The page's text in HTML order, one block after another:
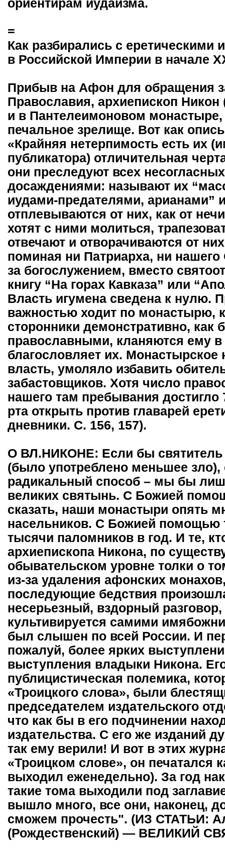
ориентирам иудаизма.
=
Как разбирались с
в Российской Империи в начале
Прибыв на Афон для обращения
Православия, архиепископ
и в Пантелеимоновом
печальное зрелище. Вот как
«Крайняя нетерпимость есть их
публикатора) отличительная
они преследуют всех
досаждениями: называют их
иудами-предателями, арианами”
отплевываются от них, как от
хотят с ними молиться,
отвечают и отворачиваются от
поминая ни Патриарха, ни
за богослужением, вместо
книгу “На горах Кавказа” или
Власть игумена сведена к нулю.
важностью ходит по монастырю,
сторонники демонстративно, как
православными, кланяются ему в
благословляет их. Монастырское
власть, умоляло избавить
забастовщиков. Хотя число
нашего там пребывания достигло
рта открыть против главарей
дневники. С. 156, 157).
О ВЛ.НИКОНЕ: Если бы святитель
(было употреблено меньшее
радикальный способ – мы бы
великих святынь. С Божией
сказать, наши монастыри опять
насельников. С Божией помощью
тысячи паломников в год. И те,
архиепископа Никона, по
обывательском уровне толки о
из-за удаления афонских
последующие бедствия
несерьезный, вздорный
культивируется самими
был слышен по всей России. И
пожалуй, более ярких
выступления владыки Никона.
публицистическая полемика,
«Троицкого слова», были
председателем издательского
что как бы в его подчинении
издательства. С его же изданий
так ему верили! И вот в этих
«Троицком слове», он печатался
выходил еженедельно). За год
такие тома выходили под
вышло много, все они, наконец,
сможем прочесть". (ИЗ СТАТЬИ:
(Рождественский) — ВЕЛИКИЙ